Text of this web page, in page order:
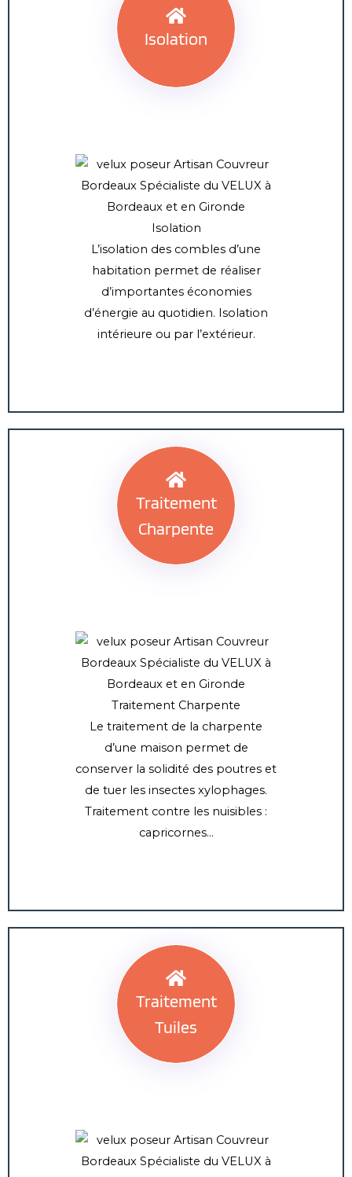
Isolation
Isolation
L’isolation des combles d’une
habitation permet de réaliser
d’importantes économies
d’énergie au quotidien. Isolation
intérieure ou par l’extérieur.
Traitement
Charpente
Traitement Charpente
Le traitement de la charpente
d’une maison permet de
conserver la solidité des poutres et
de tuer les insectes xylophages.
Traitement contre les nuisibles :
capricornes…
Traitement
Tuiles